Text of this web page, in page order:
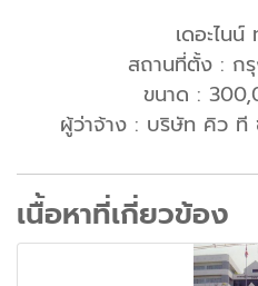
เดอะไนน์
สถานที่ตั้ง : ก
ขนาด :
ผู้ว่าจ้าง : บริษัท คิว
เนื้อหาที่เกี่ยวข้อง